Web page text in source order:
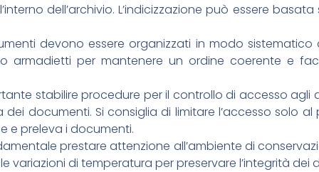
dell’archivio. L’indicizzazione può essere
devono essere organizzati in modo sistematico
armadietti per mantenere un ordine coerente e
stabilire procedure per il controllo di accesso
dei documenti. Si consiglia di limitare l’accesso solo
e preleva i documenti.
prestare attenzione all’ambiente di
variazioni di temperatura per preservare l’integrità dei